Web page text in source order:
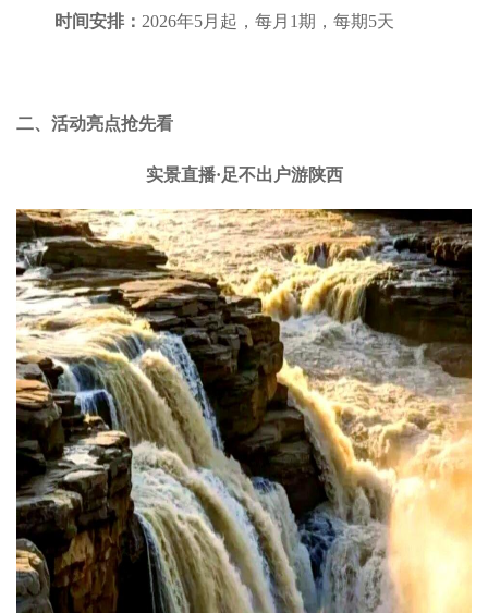
时间安排： 2026年5月起，每月1期，每期5天
二、活动亮点抢先看
实景直播·足不出户游陕西